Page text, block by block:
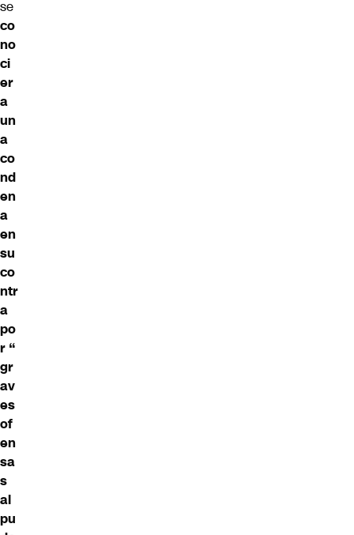
se
co
no
ci
er
a
un
a
co
nd
en
a
en
su
co
ntr
a
po
r “
gr
av
es
of
en
sa
s
al
pu